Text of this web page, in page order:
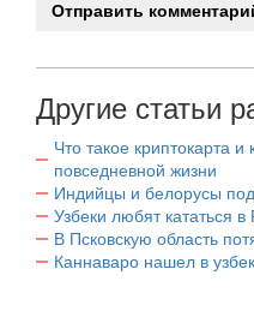
Другие статьи
Что такое криптокарта и
повседневной жизни
Индийцы и белорусы
Узбеки любят кататься в
В Псковскую область
Каннаваро нашел в